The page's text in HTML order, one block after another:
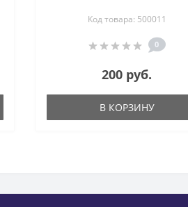
Код товара: 500011
0
200 руб.
В КОРЗИНУ